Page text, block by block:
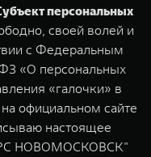
400
возможного
5 599 000 ₽
персональных
своей волей и
с Федеральным
«О персональных
«галочки» в
официальном сайте
настоящее
НОВОМОСКОВСК"